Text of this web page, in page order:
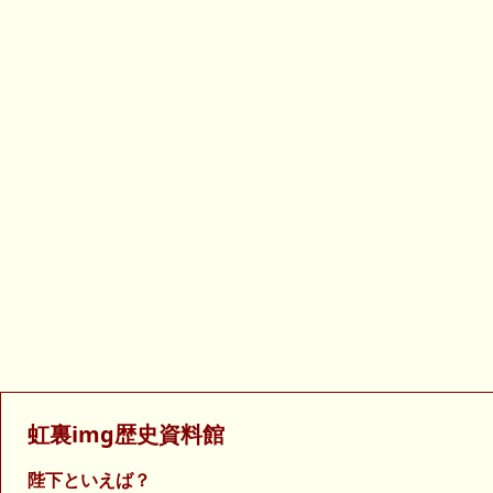
虹裏img歴史資料館
陛下といえば？